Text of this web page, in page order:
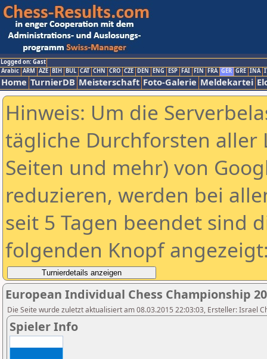
Logged on: Gast
Arabic ARM AZE BIH BUL CAT CHN CRO CZE DEN ENG ESP FAI FIN FRA GER GRE INA
Home TurnierDB Meisterschaft Foto-Galerie Meldekartei
Hinweis: Um die
tägliche Durchforsten aller
Seiten und mehr) von
reduzieren, werden bei
seit 5 Tagen beendet sind
folgenden Knopf
European Individual Chess Championship
Die Seite wurde zuletzt aktualisiert am 08.03.2015 22:03:03, Ersteller: Israel
Spieler Info